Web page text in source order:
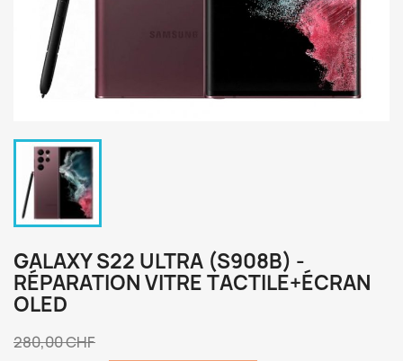
GALAXY S22 ULTRA (S908B) -
RÉPARATION VITRE TACTILE+ÉCRAN
OLED
280,00 CHF